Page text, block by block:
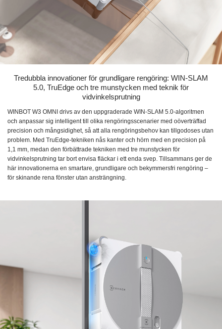
Tredubbla innovationer för grundligare rengöring: WIN-SLAM
5.0, TruEdge och tre munstycken med teknik för
vidvinkelsprutning
WINBOT W3 OMNI drivs av den uppgraderade WIN-SLAM 5.0-algoritmen
och anpassar sig intelligent till olika rengöringsscenarier med oöverträffad
precision och mångsidighet, så att alla rengöringsbehov kan tillgodoses utan
problem. Med TruEdge-tekniken nås kanter och hörn med en precision på
1,1 mm, medan den förbättrade tekniken med tre munstycken för
vidvinkelsprutning tar bort envisa fläckar i ett enda svep. Tillsammans ger de
här innovationerna en smartare, grundligare och bekymmersfri rengöring –
för skinande rena fönster utan ansträngning.